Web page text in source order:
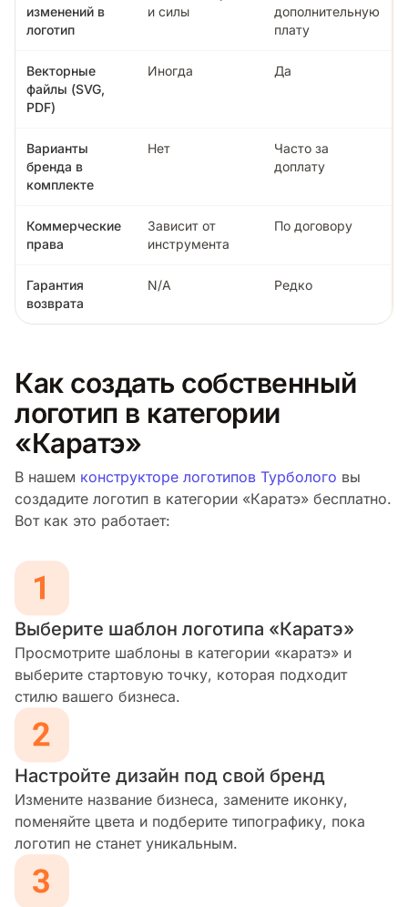
изменений в
логотип
и силы
дополнительную
плату
Векторные
файлы (SVG,
PDF)
Иногда Да
Варианты
бренда в
комплекте
Нет
Часто за
доплату
Коммерческие
права
Зависит от
инструмента
По договору
Гарантия
возврата
N/A Редко
Как создать собственный
логотип в категории
«Каратэ»
В нашем конструкторе логотипов Турболого вы
создадите логотип в категории «Каратэ» бесплатно.
Вот как это работает:
Выберите шаблон логотипа «Каратэ»
Просмотрите шаблоны в категории «каратэ» и
выберите стартовую точку, которая подходит
стилю вашего бизнеса.
Настройте дизайн под свой бренд
Измените название бизнеса, замените иконку,
поменяйте цвета и подберите типографику, пока
логотип не станет уникальным.